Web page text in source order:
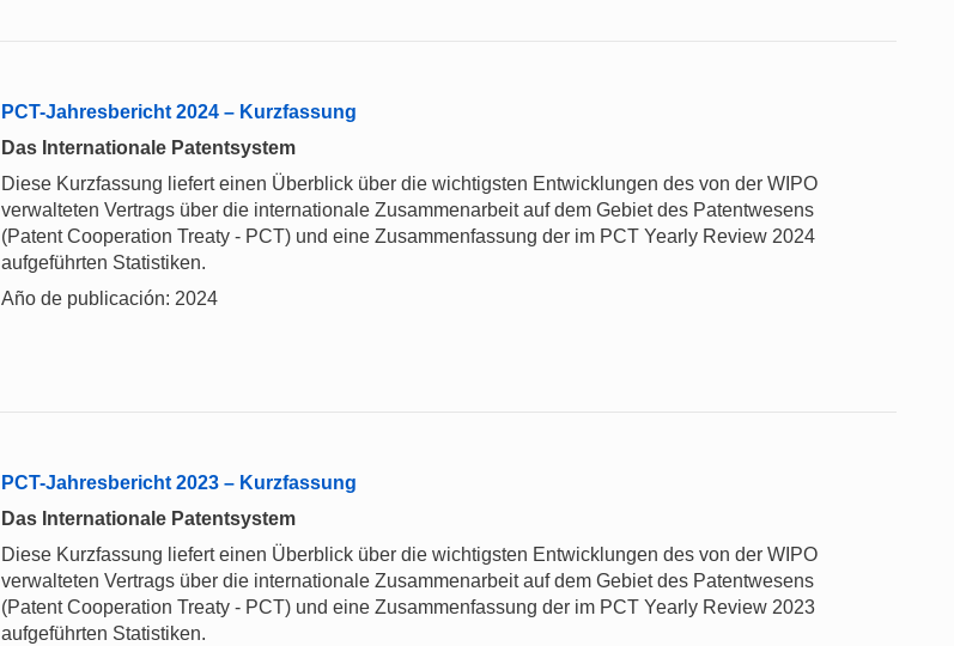
PCT-Jahresbericht 2024 – Kurzfassung
Das Internationale Patentsystem
Diese Kurzfassung liefert einen Überblick über die wichtigsten Entwicklungen des von der WIPO
verwalteten Vertrags über die internationale Zusammenarbeit auf dem Gebiet des Patentwesens
(Patent Cooperation Treaty - PCT) und eine Zusammenfassung der im PCT Yearly Review 2024
aufgeführten Statistiken.
Año de publicación: 2024
PCT-Jahresbericht 2023 – Kurzfassung
Das Internationale Patentsystem
Diese Kurzfassung liefert einen Überblick über die wichtigsten Entwicklungen des von der WIPO
verwalteten Vertrags über die internationale Zusammenarbeit auf dem Gebiet des Patentwesens
(Patent Cooperation Treaty - PCT) und eine Zusammenfassung der im PCT Yearly Review 2023
aufgeführten Statistiken.